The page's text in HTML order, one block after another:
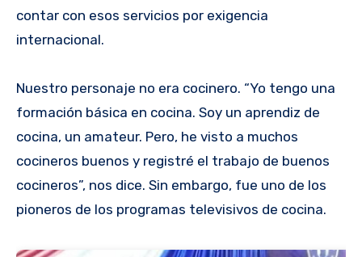
contar con esos servicios por exigencia
internacional.
Nuestro personaje no era cocinero. “Yo tengo una
formación básica en cocina. Soy un aprendiz de
cocina, un amateur. Pero, he visto a muchos
cocineros buenos y registré el trabajo de buenos
cocineros”, nos dice. Sin embargo, fue uno de los
pioneros de los programas televisivos de cocina.